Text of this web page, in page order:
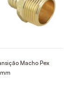
Macho Pex